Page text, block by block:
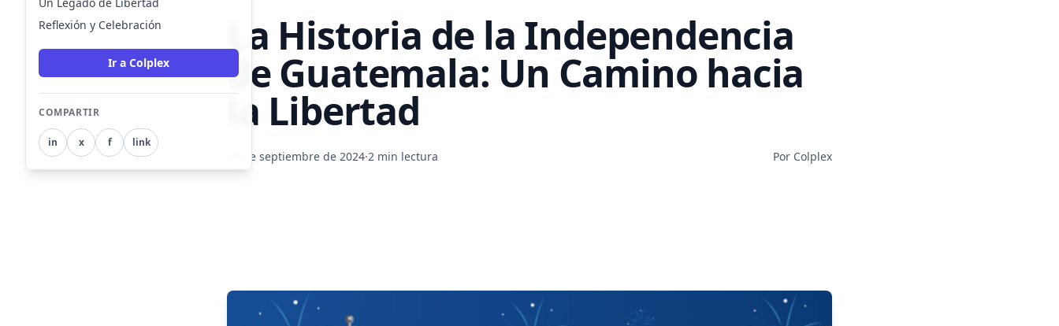
La Historia de la Independencia
de Guatemala: Un Camino hacia
la Libertad
17 de septiembre de 2024·2 min lectura Por Colplex
Reflexión y Celebración
Ir a Colplex
COMPARTIR
in x f link